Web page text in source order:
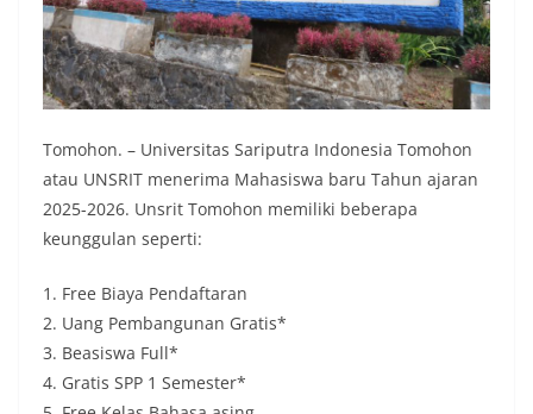
Tomohon. – Universitas Sariputra Indonesia Tomohon
atau UNSRIT menerima Mahasiswa baru Tahun ajaran
2025-2026. Unsrit Tomohon memiliki beberapa
keunggulan seperti:
1. Free Biaya Pendaftaran
2. Uang Pembangunan Gratis*
3. Beasiswa Full*
4. Gratis SPP 1 Semester*